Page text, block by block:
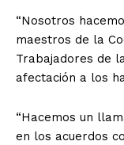
“Nosotros
maestros de la
Trabajadores de
afectación a los
“Hacemos un
en los acuerdos